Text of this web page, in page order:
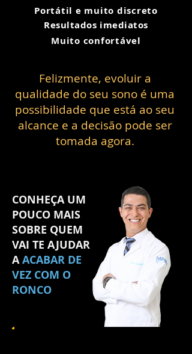
Portátil e muito discreto
Resultados imediatos
Muito confortável
Felizmente, evoluir a
qualidade do seu sono é uma
possibilidade que está ao seu
alcance e a decisão pode ser
tomada agora.
CONHEÇA UM
POUCO MAIS
SOBRE QUEM
VAI TE AJUDAR
AACABAR DE
VEZ COM O
RONCO